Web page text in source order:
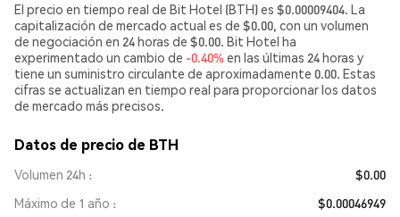
El precio en tiempo real de Bit Hotel (BTH) es $0.00009404. La
capitalización de mercado actual es de $0.00, con un volumen
de negociación en 24 horas de $0.00. Bit Hotel ha
experimentado un cambio de -0.40% en las últimas 24 horas y
tiene un suministro circulante de aproximadamente 0.00. Estas
cifras se actualizan en tiempo real para proporcionar los datos
de mercado más precisos.
Datos de precio de BTH
Volumen 24h
$0.00
Máximo de 1 año
$0.00046949